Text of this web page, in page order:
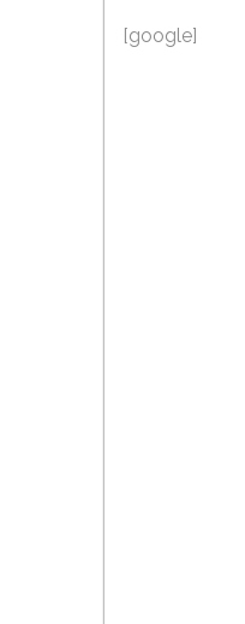
[google]